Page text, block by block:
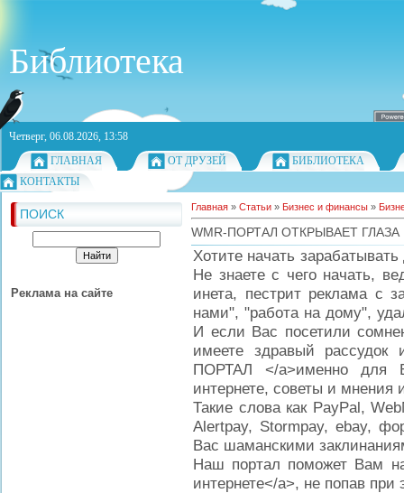
Библиотека
Четверг, 06.08.2026, 13:58
ГЛАВНАЯ
ОТ ДРУЗЕЙ
БИБЛИОТЕКА
КОНТАКТЫ
ПОИСК
Реклама на сайте
Главная » Статьи » Бизнес и финансы »
WMR-ПОРТАЛ ОТКРЫВАЕТ
Хотите начать
Не знаете с чего начать,
инета, пестрит реклама с
нами", "работа на дому",
И если Вас посетили
имеете здравый рассудок
ПОРТАЛ </a>именно для
интернете, советы и
Такие слова как PayPal,
Alertpay, Stormpay, ebay,
Вас шаманскими
Наш портал поможет Вам
интернете</a>, не попав